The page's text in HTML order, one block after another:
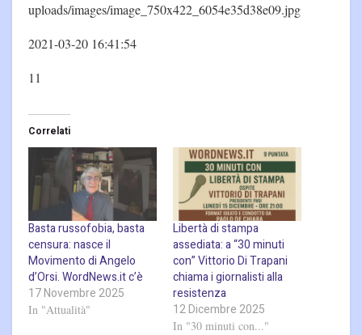
uploads/images/image_750x422_6054e35d38e09.jpg
2021-03-20 16:41:54
11
Correlati
Basta russofobia, basta
censura: nasce il
Movimento di Angelo
d’Orsi. WordNews.it c’è
17 Novembre 2025
In "Attualità"
Libertà di stampa
assediata: a “30 minuti
con” Vittorio Di Trapani
chiama i giornalisti alla
resistenza
12 Dicembre 2025
In "30 minuti con..."